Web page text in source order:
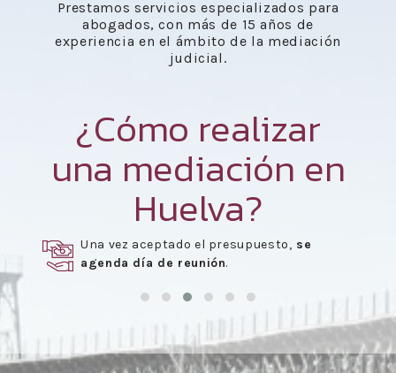
Prestamos servicios especializados para
abogados, con más de 15 años de
experiencia en el ámbito de la mediación
judicial.
¿Cómo realizar
una mediación en
Huelva?
Una vez aceptado el presupuesto, se
agenda día de reunión.